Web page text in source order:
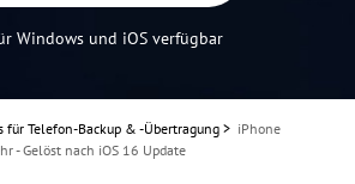
Windows und iOS verfügbar
für Telefon-Backup & -Übertragung > iPhone
- Gelöst nach iOS 16 Update